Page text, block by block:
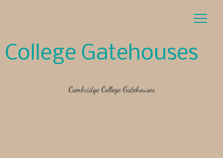
College Gatehouses
Cambridge College Gatehouses